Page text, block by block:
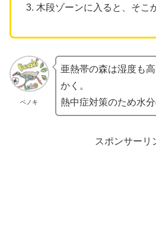
木段ゾーンに入ると、そこ
ベノキ
亜熱帯の森は湿度も
かく。
熱中症対策のため水
スポンサーリ